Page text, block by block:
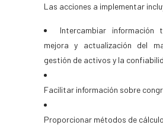
Las acciones a implementar
Intercambiar información
mejora y actualización del
gestión de activos y la
Facilitar información sobre
Proporcionar métodos de